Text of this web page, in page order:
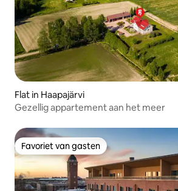
Flat in Haapajärvi
Gezellig appartement aan het meer
Favoriet van gasten
Favoriet van gasten